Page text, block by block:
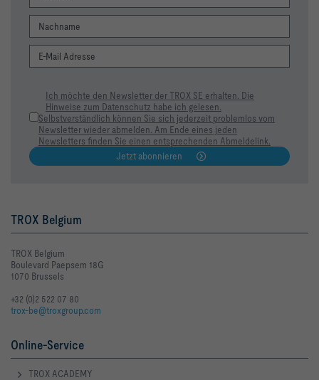
Ich möchte den Newsletter der TROX SE erhalten. Die
Hinweise zum Datenschutz habe ich gelesen.
Selbstverständlich können Sie sich jederzeit problemlos vom
Newsletter wieder abmelden. Am Ende eines jeden
Newsletters finden Sie einen entsprechenden Abmeldelink.
Jetzt abonnieren
TROX Belgium
TROX Belgium
Boulevard Paepsem 18G
1070 Brussels
+32 (0)2 522 07 80
trox-be@troxgroup.com
Online-Service
TROX ACADEMY